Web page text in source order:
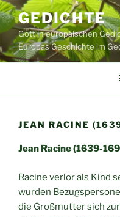
Zum
Inhalt
springen
GEDICHTE
Gott in europäischen
Europas Geschichte im
JEAN RACINE
Jean Racine (1639-
Racine verlor als Kind
wurden
die Großmutter sich